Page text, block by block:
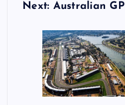
Next: Australian GP